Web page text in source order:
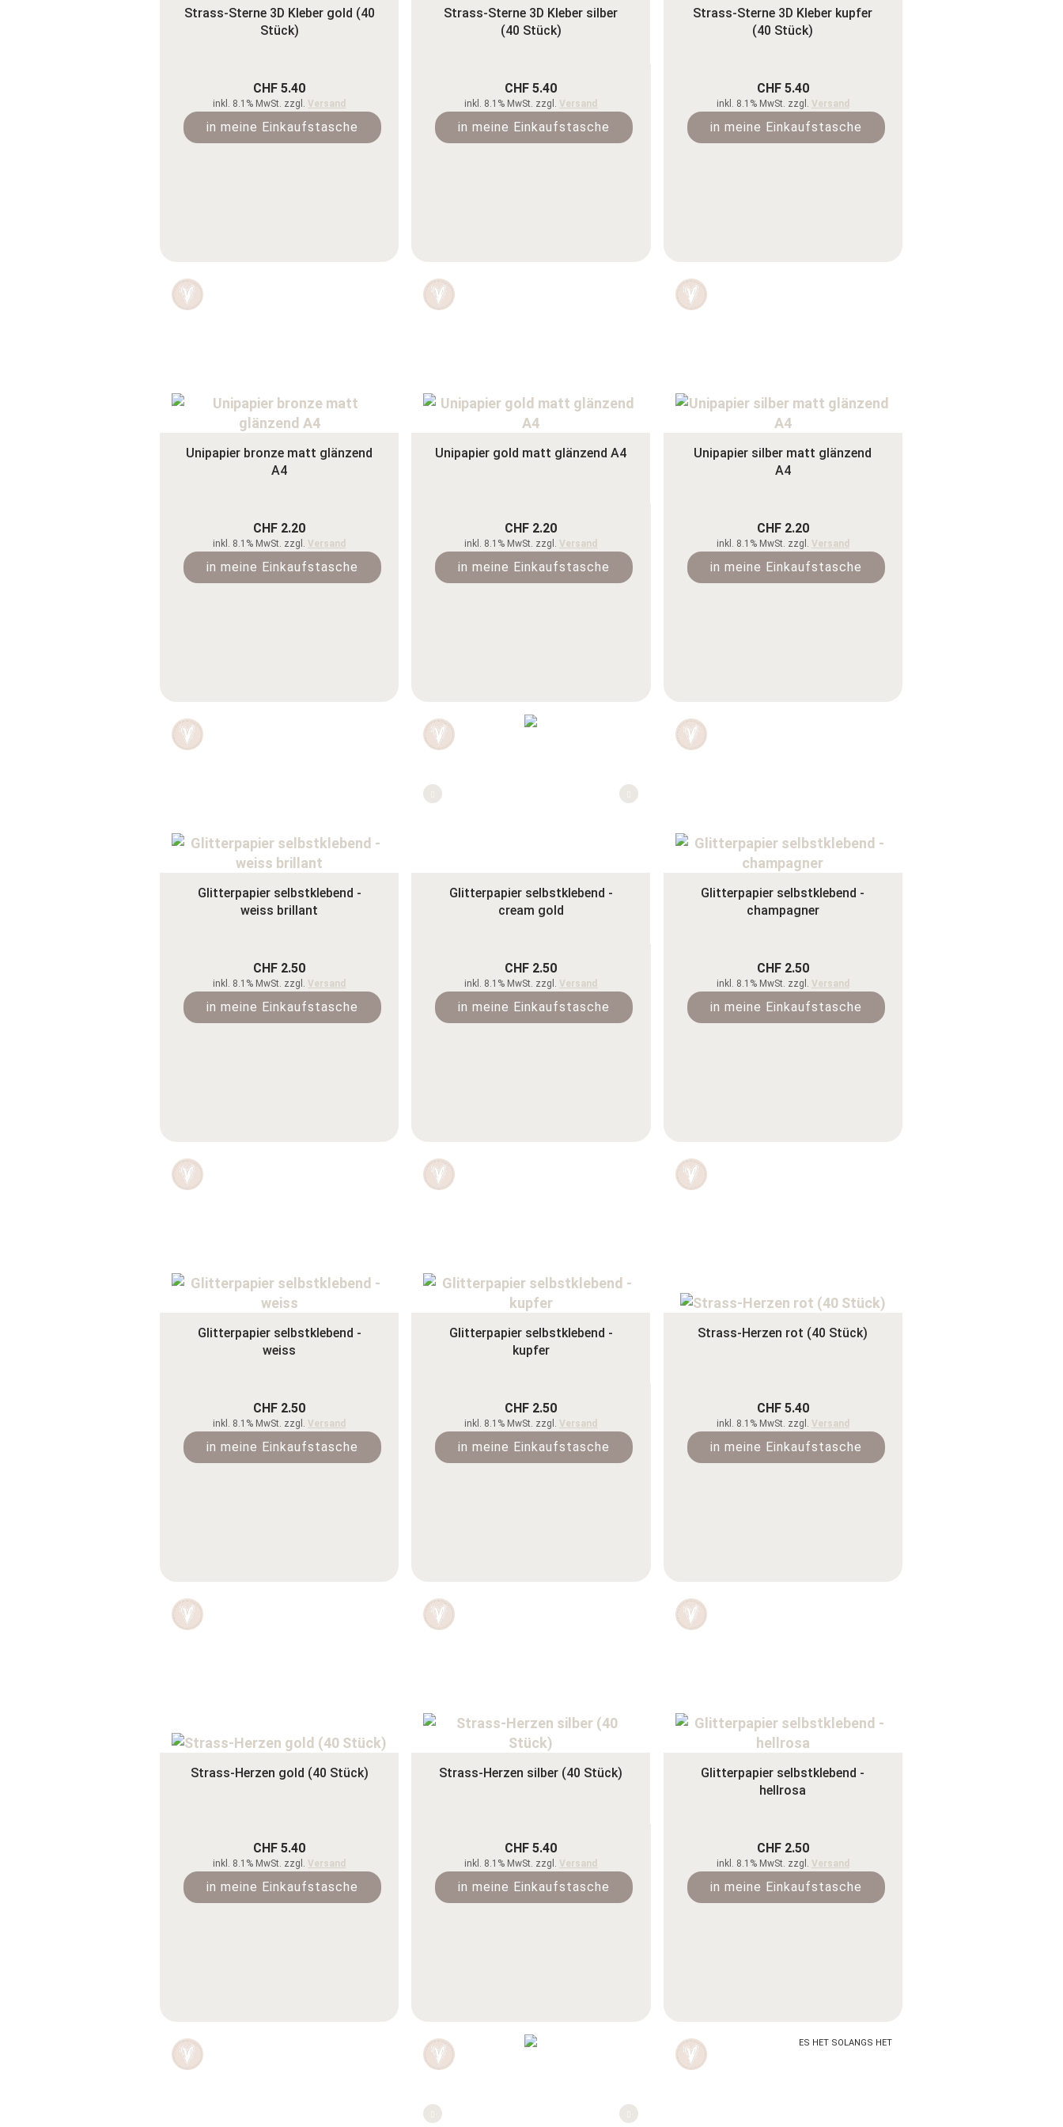
Strass-Sterne 3D Kleber gold (40
Stück)
CHF 5.40
inkl. 8.1% MwSt. zzgl.Versand
in meine Einkaufstasche
Strass-Sterne 3D Kleber silber
(40 Stück)
CHF 5.40
inkl. 8.1% MwSt. zzgl.Versand
in meine Einkaufstasche
Strass-Sterne 3D Kleber kupfer
(40 Stück)
CHF 5.40
inkl. 8.1% MwSt. zzgl. Versand
in meine Einkaufstasche
Unipapier bronze matt glänzend
A4
CHF 2.20
inkl. 8.1% MwSt. zzgl.Versand
in meine Einkaufstasche
Unipapier gold matt glänzend A4
CHF 2.20
inkl. 8.1% MwSt. zzgl.Versand
in meine Einkaufstasche
Unipapier silber matt glänzend
A4
CHF 2.20
inkl. 8.1% MwSt. zzgl. Versand
in meine Einkaufstasche
Glitterpapier selbstklebend -
weiss brillant
CHF 2.50
inkl. 8.1% MwSt. zzgl.Versand
in meine Einkaufstasche
Glitterpapier selbstklebend -
cream gold
CHF 2.50
inkl. 8.1% MwSt. zzgl.Versand
in meine Einkaufstasche
Glitterpapier selbstklebend -
champagner
CHF 2.50
inkl. 8.1% MwSt. zzgl. Versand
in meine Einkaufstasche
Glitterpapier selbstklebend -
weiss
CHF 2.50
inkl. 8.1% MwSt. zzgl.Versand
in meine Einkaufstasche
Glitterpapier selbstklebend -
kupfer
CHF 2.50
inkl. 8.1% MwSt. zzgl.Versand
in meine Einkaufstasche
Strass-Herzen rot (40 Stück)
CHF 5.40
inkl. 8.1% MwSt. zzgl. Versand
in meine Einkaufstasche
Strass-Herzen gold (40 Stück)
CHF 5.40
inkl. 8.1% MwSt. zzgl.Versand
in meine Einkaufstasche
Strass-Herzen silber (40 Stück)
CHF 5.40
inkl. 8.1% MwSt. zzgl.Versand
in meine Einkaufstasche
Glitterpapier selbstklebend -
hellrosa
CHF 2.50
inkl. 8.1% MwSt. zzgl. Versand
in meine Einkaufstasche
ES HET SOLANGS HET